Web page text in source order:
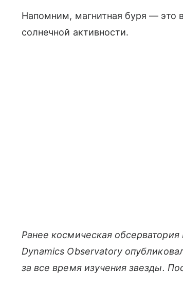
Напомним, магнитная буря — это
солнечной активности.
Ранее космическая
Dynamics Observatory
за все время изучения звезды.